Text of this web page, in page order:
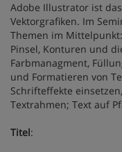
Adobe Illustrator ist
Vektorgrafiken. Im
Themen im
Pinsel, Konturen und
Farbmanagment,
und Formatieren von
Schrifteffekte
Textrahmen; Text auf
Titel: